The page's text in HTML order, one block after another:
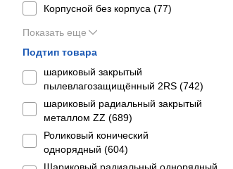
Корпусной без корпуса (77)
Показать еще
Подтип товара
шариковый закрытый
пылевлагозащищённый 2RS (742)
шариковый радиальный закрытый
металлом ZZ (689)
Роликовый конический
однорядный (604)